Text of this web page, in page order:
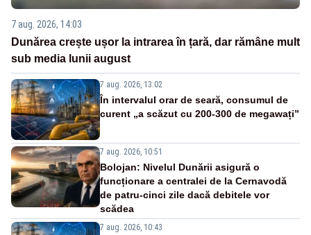
7 aug. 2026, 14:03
Dunărea crește ușor la intrarea în țară, dar rămâne mult
sub media lunii august
7 aug. 2026, 13:02
În intervalul orar de seară, consumul de
curent „a scăzut cu 200-300 de megawați”
7 aug. 2026, 10:51
Bolojan: Nivelul Dunării asigură o
funcționare a centralei de la Cernavodă
de patru-cinci zile dacă debitele vor
scădea
7 aug. 2026, 10:43